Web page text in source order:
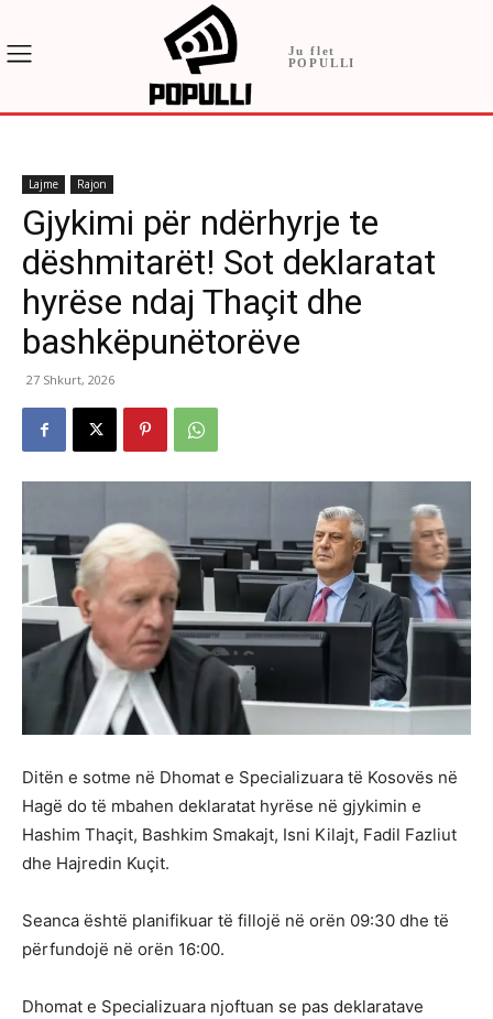
Ju flet
POPULLI
Lajme Rajon
Gjykimi për ndërhyrje te
dëshmitarët! Sot deklaratat
hyrëse ndaj Thaçit dhe
bashkëpunëtorëve
27 Shkurt, 2026
Ditën e sotme në Dhomat e Specializuara të Kosovës në
Hagë do të mbahen deklaratat hyrëse në gjykimin e
Hashim Thaçit, Bashkim Smakajt, Isni Kilajt, Fadil Fazliut
dhe Hajredin Kuçit.
Seanca është planifikuar të fillojë në orën 09:30 dhe të
përfundojë në orën 16:00.
Dhomat e Specializuara njoftuan se pas deklaratave